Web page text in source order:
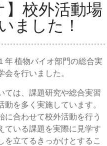
】校外活動場
ました！
年 植物バイオ部門の総合実
を行いました。
ては、課題研究や総合実習
を多く実施しています。
に合わせて校外活動を行う
ている課題を実際に見学す
を立てるきっかけとするこ